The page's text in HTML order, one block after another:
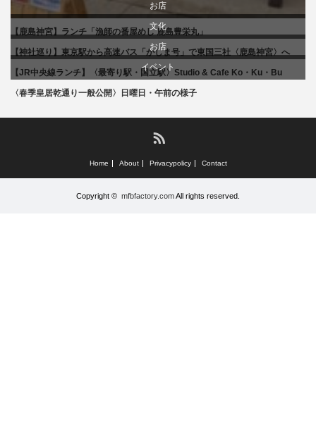
お店
旅行
食べ物
【鹿島神宮】ランチ「漁師の番屋めし 鹿島豊栄丸」
文化
旅行
【神社巡り】東京駅から高速バス「かしま号」で東国三社〈鹿島神宮〉へ
お店
食べ物
【JR中央線ランチ】〈最寄り駅・国立駅〉Studio & Cafe Ko・Ku・Bu
イベント
文化
〈春季皇居乾通り一般公開〉日曜日・午前の様子
Home About Privacypolicy Contact
Copyright © mfbfactory.comAll rights reserved.